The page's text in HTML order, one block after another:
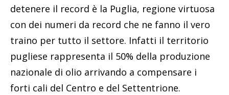
detenere il record è la Puglia, regione virtuosa
con dei numeri da record che ne fanno il vero
traino per tutto il settore. Infatti il territorio
pugliese rappresenta il 50% della produzione
nazionale di olio arrivando a compensare i
forti cali del Centro e del Settentrione.